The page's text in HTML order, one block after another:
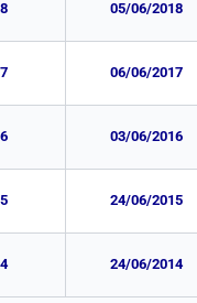
05/06/2018
06/06/2017
03/06/2016
24/06/2015
24/06/2014